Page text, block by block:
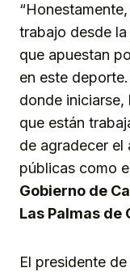
trabajo desde
que apuestan
en este
donde
que están
de agradecer el
públicas como
Gobierno de
Las Palmas de
El presidente